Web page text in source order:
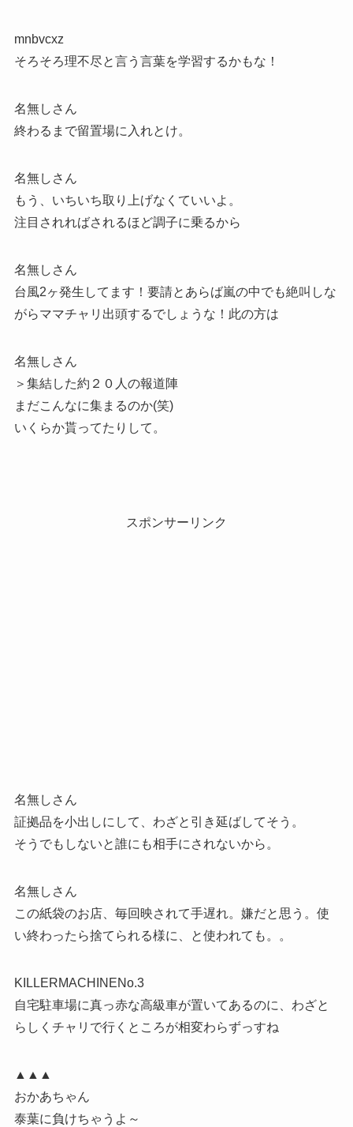
mnbvcxz
そろそろ理不尽と言う言葉を学習するかもな！
名無しさん
終わるまで留置場に入れとけ。
名無しさん
もう、いちいち取り上げなくていいよ。
注目されればされるほど調子に乗るから
名無しさん
台風2ヶ発生してます！要請とあらば嵐の中でも絶叫しな
がらママチャリ出頭するでしょうな！此の方は
名無しさん
＞集結した約２０人の報道陣
まだこんなに集まるのか(笑)
いくらか貰ってたりして。
スポンサーリンク
名無しさん
証拠品を小出しにして、わざと引き延ばしてそう。
そうでもしないと誰にも相手にされないから。
名無しさん
この紙袋のお店、毎回映されて手遅れ。嫌だと思う。使
い終わったら捨てられる様に、と使われても。。
KILLERMACHINENo.3
自宅駐車場に真っ赤な高級車が置いてあるのに、わざと
らしくチャリで行くところが相変わらずっすね
▲▲▲
おかあちゃん
泰葉に負けちゃうよ～